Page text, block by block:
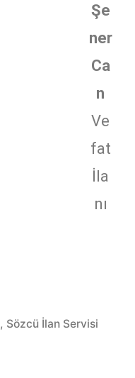
Şe
ner
Ca
n
Ve
fat
İla
nı
, Sözcü İlan Servisi